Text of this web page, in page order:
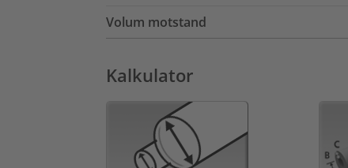
Volum motstand
Kalkulator